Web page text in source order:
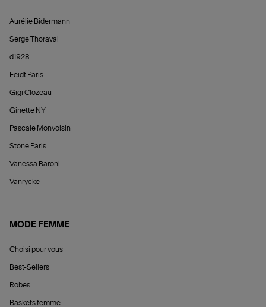
Aurélie Bidermann
Serge Thoraval
d1928
Feidt Paris
Gigi Clozeau
Ginette NY
Pascale Monvoisin
Stone Paris
Vanessa Baroni
Vanrycke
MODE FEMME
Choisi pour vous
Best-Sellers
Robes
Baskets femme